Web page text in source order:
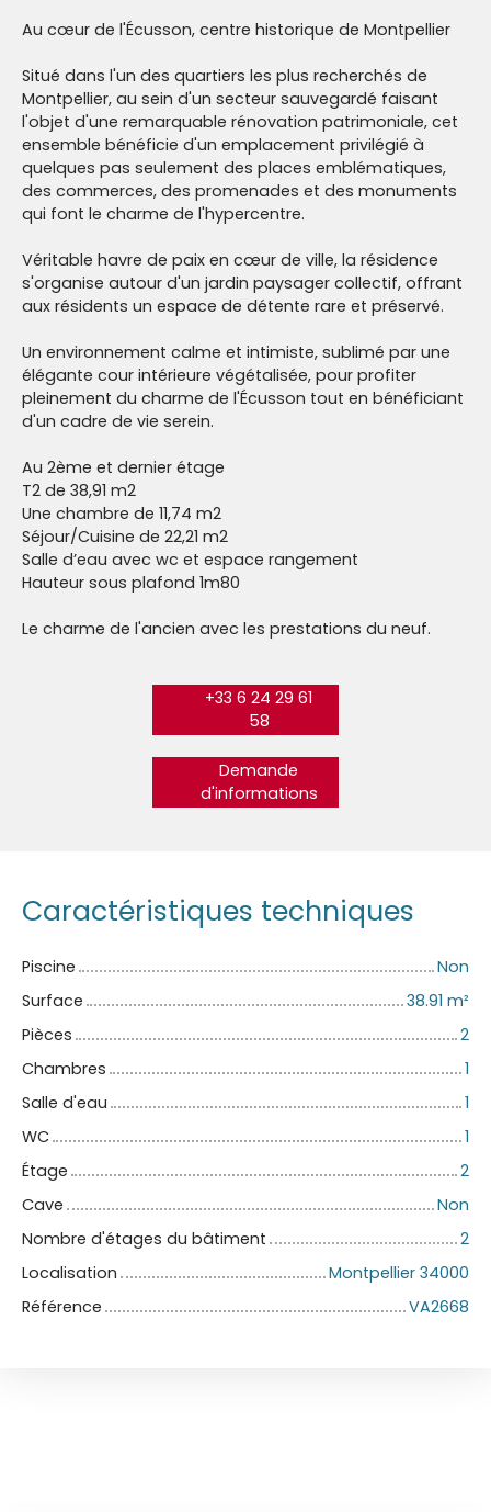
Au cœur de l'Écusson, centre historique de Montpellier
Situé dans l'un des quartiers les plus recherchés de
Montpellier, au sein d'un secteur sauvegardé faisant
l'objet d'une remarquable rénovation patrimoniale, cet
ensemble bénéficie d'un emplacement privilégié à
quelques pas seulement des places emblématiques,
des commerces, des promenades et des monuments
qui font le charme de l'hypercentre.
Véritable havre de paix en cœur de ville, la résidence
s'organise autour d'un jardin paysager collectif, offrant
aux résidents un espace de détente rare et préservé.
Un environnement calme et intimiste, sublimé par une
élégante cour intérieure végétalisée, pour profiter
pleinement du charme de l'Écusson tout en bénéficiant
d'un cadre de vie serein.
Au 2ème et dernier étage
T2 de 38,91 m2
Une chambre de 11,74 m2
Séjour/Cuisine de 22,21 m2
Salle d’eau avec wc et espace rangement
Hauteur sous plafond 1m80
Le charme de l'ancien avec les prestations du neuf.
+33 6 24 29 61
58
Demande
d'informations
Caractéristiques techniques
Piscine
Non
Surface
38.91 m²
Pièces
2
Chambres
1
Salle d'eau
1
WC
1
Étage
2
Cave
Non
Nombre d'étages du bâtiment
2
Localisation
Montpellier 34000
Référence
VA2668